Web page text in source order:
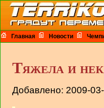
Главная Новости
Тяжела и
Добавлено: 2009-